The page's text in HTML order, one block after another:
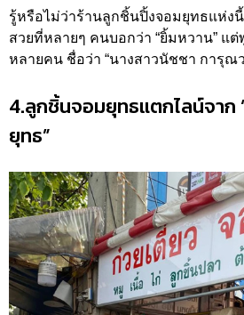
รู้หรือไม่ว่าร้านลูกชิ้นปิ้งจอมยุทธแห่ง
สวยที่หลายๆ คนบอกว่า “ยิ้มหวาน” แต่
หลายคน ชื่อว่า “นางสาวนัชชา การุณ
4.ลูกชิ้นจอมยุทธแตกไลน์จาก
ยุทธ”